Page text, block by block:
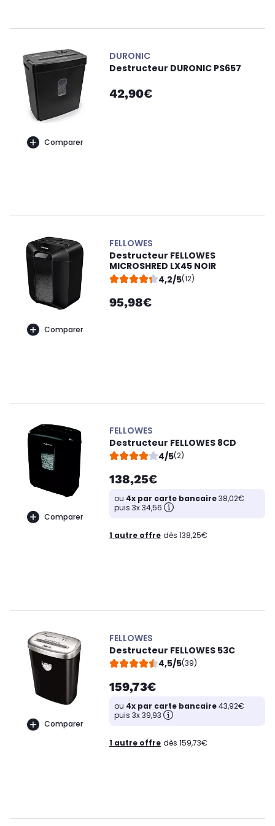
Comparer
DURONIC
Destructeur DURONIC PS657
42,90€
Comparer
FELLOWES
Destructeur FELLOWES
MICROSHRED LX45 NOIR
4,2/5(12)
95,98€
Comparer
FELLOWES
Destructeur FELLOWES 8CD
4/5(2)
138,25€
ou 4x par carte bancaire38,02€
puis 3x 34,56
1 autre offre dès 138,25€
Comparer
FELLOWES
Destructeur FELLOWES 53C
4,5/5(39)
159,73€
ou 4x par carte bancaire43,92€
puis 3x 39,93
1 autre offre dès 159,73€